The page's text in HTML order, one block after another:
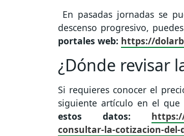
En pasadas jornadas se
descenso progresivo,
portales web: https://
¿Dónde revisar
Si requieres conocer el
siguiente artículo en el
estos datos:
consultar-la-cotizacion-del-